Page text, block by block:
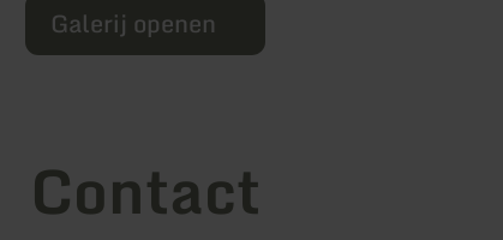
Galerij openen
Contact